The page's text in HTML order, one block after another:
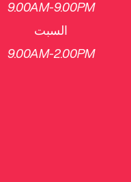
9.00AM-9.00PM
السبت
​9.00AM-2.00PM